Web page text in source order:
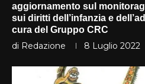
aggiornamento sul
sui diritti dell’infanzia e
cura del Gruppo CRC
di Redazione 8 Luglio 2022